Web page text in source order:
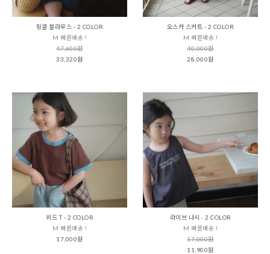
링클 블라우스 - 2 COLOR
M 빠른배송 !
47,600원
33,320원
오스카 스커트 - 2 COLOR
M 빠른배송 !
40,000원
28,000원
위드 T - 2 COLOR
M 빠른배송 !
17,000원
라이브 나시 - 2 COLOR
M 빠른배송 !
17,000원
11,900원